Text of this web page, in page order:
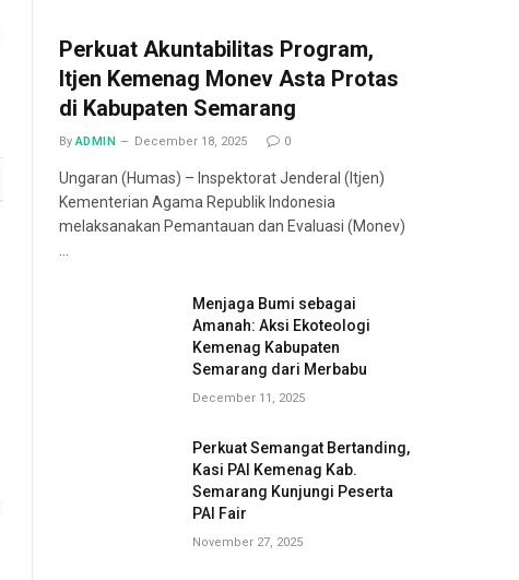
Perkuat Akuntabilitas Program,
Itjen Kemenag Monev Asta Protas
di Kabupaten Semarang
By ADMIN December 18, 2025 0
Ungaran (Humas) – Inspektorat Jenderal (Itjen)
Kementerian Agama Republik Indonesia
melaksanakan Pemantauan dan Evaluasi (Monev)
…
Menjaga Bumi sebagai
Amanah: Aksi Ekoteologi
Kemenag Kabupaten
Semarang dari Merbabu
December 11, 2025
Perkuat Semangat Bertanding,
Kasi PAI Kemenag Kab.
Semarang Kunjungi Peserta
PAI Fair
November 27, 2025